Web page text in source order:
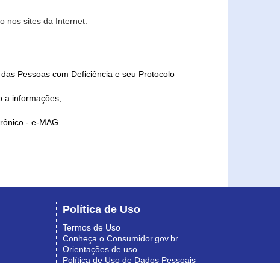
nos sites da Internet.
Pessoas com Deficiência e seu Protocolo
a informações;
- e-MAG.
Política de Uso
Termos de Uso
Conheça o Consumidor.gov.br
Orientações de uso
Política de Uso de Dados Pessoais